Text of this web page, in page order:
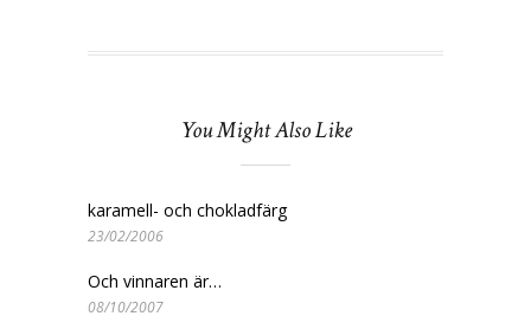
You Might Also Like
karamell- och chokladfärg
23/02/2006
Och vinnaren är…
08/10/2007